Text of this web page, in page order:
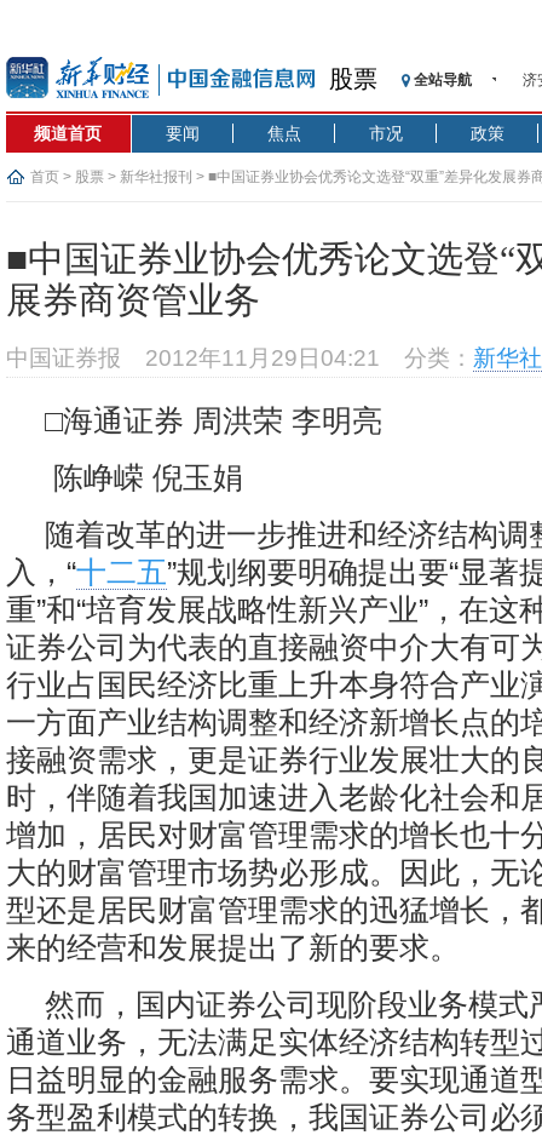
股票 全站导航
【
记
济
央
恒
频道首页 要闻 焦点 市况 政策
首页 > 股票 > 新华社报刊 > ■中国证券业协会优秀论文选登“双重”差异化发展券
■中国证券业协会优秀论文选登“
展券商资管业务
中国证券报 2012年11月29日04:21 分类： 新华
□海通证券 周洪荣 李明亮
陈峥嵘 倪玉娟
随着改革的进一步推进和经济结构调
入，“十二五”规划纲要明确提出要“显著
重”和“培育发展战略性新兴产业”，在这
证券公司为代表的直接融资中介大有可
行业占国民经济比重上升本身符合产业
一方面产业结构调整和经济新增长点的
接融资需求，更是证券行业发展壮大的
时，伴随着我国加速进入老龄化社会和
增加，居民对财富管理需求的增长也十
大的财富管理市场势必形成。因此，无
型还是居民财富管理需求的迅猛增长，
来的经营和发展提出了新的要求。
然而，国内证券公司现阶段业务模式
通道业务，无法满足实体经济结构转型
日益明显的金融服务需求。要实现通道
务型盈利模式的转换，我国证券公司必